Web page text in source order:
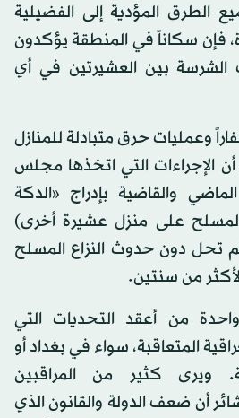
الطرق المؤدية إلى الفضيلية
فإن سكاناً في المنطقة يؤكدون
الشرسة بين العشيرتين في أي
وعمليات حرق متبادلة للمنازل
الإجراءات التي اتخذها مجلس
والقاضية بإدراج «الدكة
المسلح على منزل عشيرة أخرى)
تحل دون حدوث النزاع المسلح
من سنتين.
واحدة من أعقد التحديات التي
المتعاقبة، سواء في بغداد أو
ويرى كثير من المراقبين
أن ضعف الدولة والقانون الذي